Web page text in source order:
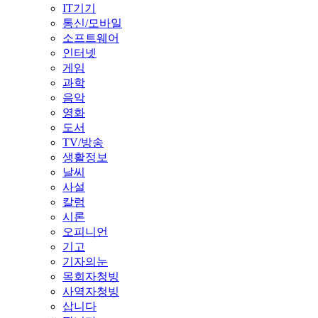
IT기기
통신/모바일
소프트웨어
인터넷
게임
과학
음악
영화
도서
TV/방송
생활정보
날씨
사설
칼럼
시론
오피니언
기고
기자의눈
목회자청빙
사역자청빙
삽니다